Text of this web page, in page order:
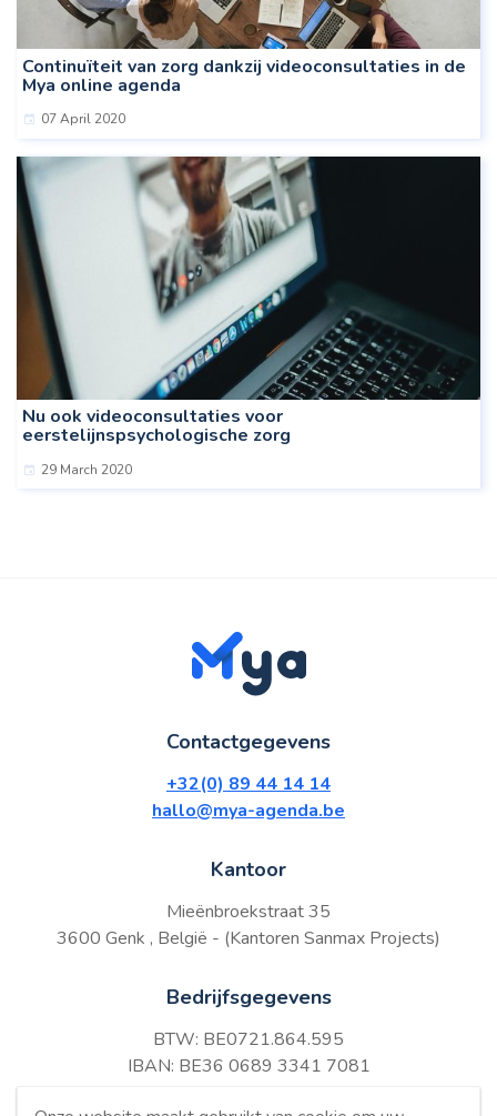
Continuïteit van zorg dankzij videoconsultaties in de
Mya online agenda
07 April 2020
Nu ook videoconsultaties voor
eerstelijnspsychologische zorg
29 March 2020
Contactgegevens
+32(0) 89 44 14 14
hallo@mya-agenda.be
Kantoor
Mieënbroekstraat 35
3600 Genk , België - (Kantoren Sanmax Projects)
Bedrijfsgegevens
BTW: BE0721.864.595
IBAN: BE36 0689 3341 7081